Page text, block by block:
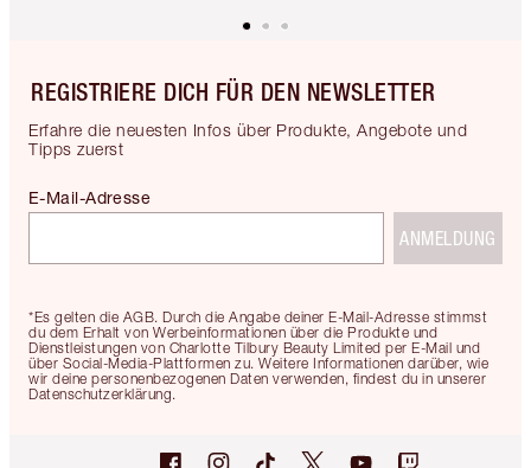
REGISTRIERE DICH FÜR DEN NEWSLETTER
Erfahre die neuesten Infos über Produkte, Angebote und
Tipps zuerst
*Es gelten die AGB. Durch die Angabe deiner E-Mail-Adresse stimmst
du dem Erhalt von Werbeinformationen über die Produkte und
Dienstleistungen von Charlotte Tilbury Beauty Limited per E-Mail und
über Social-Media-Plattformen zu. Weitere Informationen darüber, wie
wir deine personenbezogenen Daten verwenden, findest du in unserer
Datenschutzerklärung.
E-Mail-Adresse
ANMELDUNG